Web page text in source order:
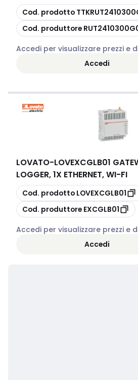
copia
Cod. prodotto
copia
Cod. produttore
Accedi per visualizzare prezzi e
Accedi
LOVATO-LOVEXCGLB01
LOGGER, 1X ETHERNET, WI-FI
copia
Cod. prodotto LOVEXCGLB01
copia
Cod. produttore EXCGLB01
Accedi per visualizzare prezzi e
Accedi